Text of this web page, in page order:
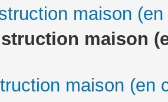
maison
maison
maison (en